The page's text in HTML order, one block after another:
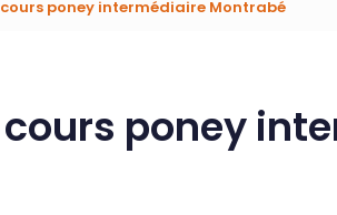
cours poney intermédiaire Montrabé
cours poney